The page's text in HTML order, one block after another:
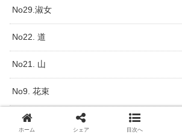
No29.淑女
No22. 道
No21. 山
No9. 花束
No8. 棺
ホーム シェア 目次へ